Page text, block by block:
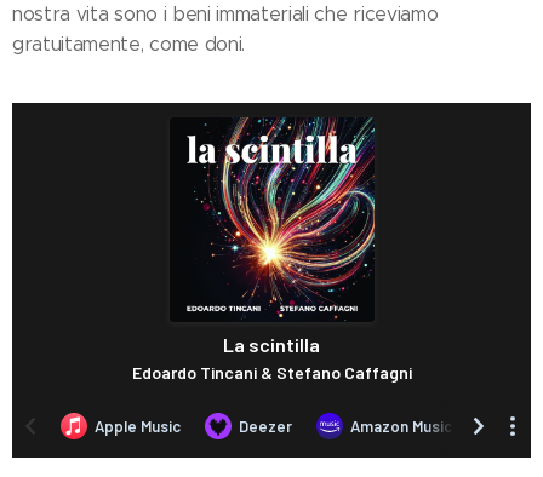
nostra vita sono i beni immateriali che riceviamo
gratuitamente, come doni.